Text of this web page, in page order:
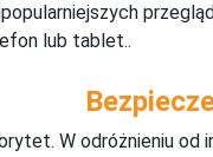
lub tablet..
W odróżnieniu od